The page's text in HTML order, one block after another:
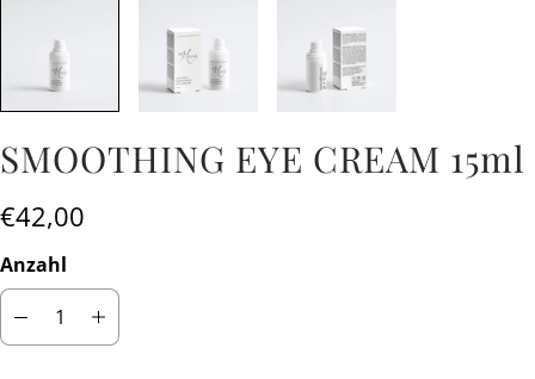
SMOOTHING EYE CREAM 15ml
€42,00
Anzahl